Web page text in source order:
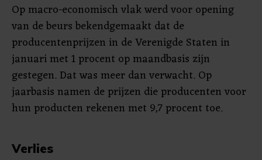
Op macro-economisch vlak werd voor opening
van de beurs bekendgemaakt dat de
producentenprijzen in de Verenigde Staten in
januari met 1 procent op maandbasis zijn
gestegen. Dat was meer dan verwacht. Op
jaarbasis namen de prijzen die producenten voor
hun producten rekenen met 9,7 procent toe.
Verlies